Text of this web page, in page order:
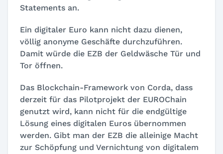
Statements an.
Ein digitaler Euro kann nicht dazu dienen,
völlig anonyme Geschäfte durchzuführen.
Damit würde die EZB der Geldwäsche Tür und
Tor öffnen.
Das Blockchain-Framework von Corda, dass
derzeit für das Pilotprojekt der EUROChain
genutzt wird, kann nicht für die endgültige
Lösung eines digitalen Euros übernommen
werden. Gibt man der EZB die alleinige Macht
zur Schöpfung und Vernichtung von digitalem